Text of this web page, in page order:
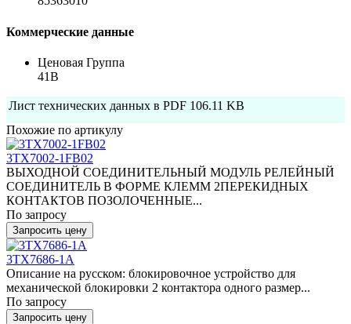
Коммерческие данные
Ценовая Группа
41B
Лист технических данных в PDF 106.11 KB
Похожие по артикулу
3TX7002-1FB02
ВЫХОДНОЙ СОЕДИНИТЕЛЬНЫЙ МОДУЛЬ РЕЛЕЙНЫЙ
СОЕДИНИТЕЛЬ В ФОРМЕ КЛЕММ 2ПЕРЕКИДНЫХ
КОНТАКТОВ ПОЗОЛОЧЕННЫЕ...
По запросу
Запросить цену
3TX7686-1A
Описание на русском: блокировочное устройство для
механической блокировки 2 контактора одного размер...
По запросу
Запросить цену